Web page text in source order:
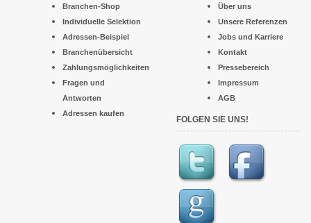
Branchen-Shop
Individuelle Selektion
Adressen-Beispiel
Branchenübersicht
Zahlungsmöglichkeiten
Fragen und
Antworten
Adressen kaufen
Über uns
Unsere Referenzen
Jobs und Karriere
Kontakt
Pressebereich
Impressum
AGB
FOLGEN SIE UNS!